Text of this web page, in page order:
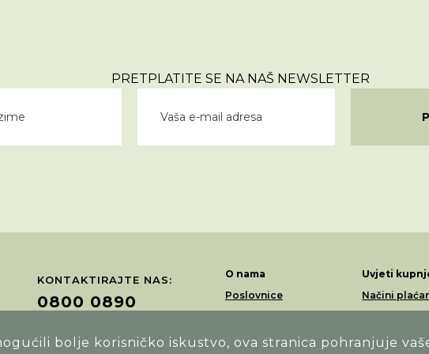
bolje korisničko iskustvo, ova stranica pohranjuje
PRETPLATITE SE NA NAŠ NEWSLETTER
KONTAKTIRAJTE NAS:
0800 0890
POTRAŽITE NAS NA:
O nama
Poslovnice
Loyalty program
Uvjeti
Načini
Povrati i